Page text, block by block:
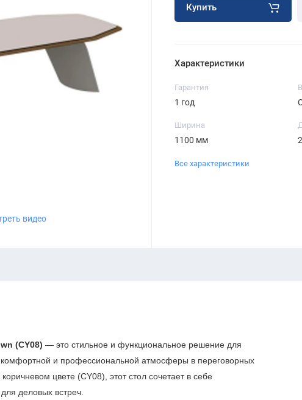
видео
Купить
Характеристики
Гарантия
1 год
Ширина
1100 мм
Все характеристики
(CY08) — это стильное и функциональное решение для
и профессиональной атмосферы в переговорных
цвете (CY08), этот стол сочетает в себе
деловых встреч.